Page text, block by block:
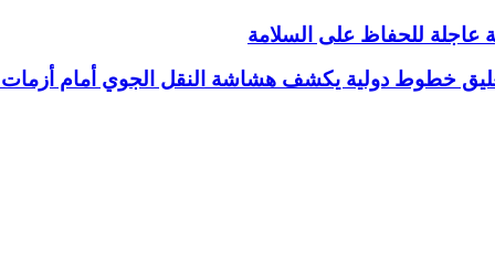
عاجلة للحفاظ على السلامة
خطوط دولية يكشف هشاشة النقل الجوي أمام